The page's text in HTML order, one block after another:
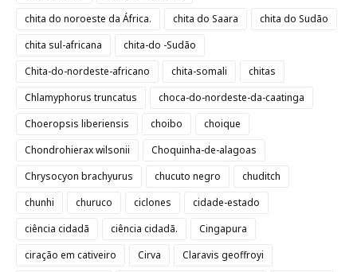
chita do noroeste da África.
chita do Saara
chita do Sudão
chita sul-africana
chita-do -Sudão
Chita-do-nordeste-africano
chita-somali
chitas
Chlamyphorus truncatus
choca-do-nordeste-da-caatinga
Choeropsis liberiensis
choibo
choique
Chondrohierax wilsonii
Choquinha-de-alagoas
Chrysocyon brachyurus
chucuto negro
chuditch
chunhi
churuco ciclones
cidade-estado
ciência cidadã
ciência cidadã.
Cingapura
ciração em cativeiro
Cirva
Claravis geoffroyi